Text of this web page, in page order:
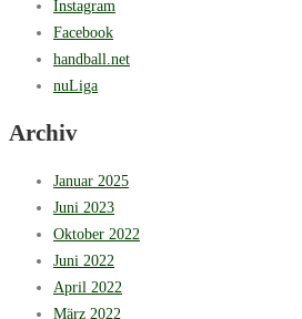
Instagram
Facebook
handball.net
nuLiga
Archiv
Januar 2025
Juni 2023
Oktober 2022
Juni 2022
April 2022
März 2022